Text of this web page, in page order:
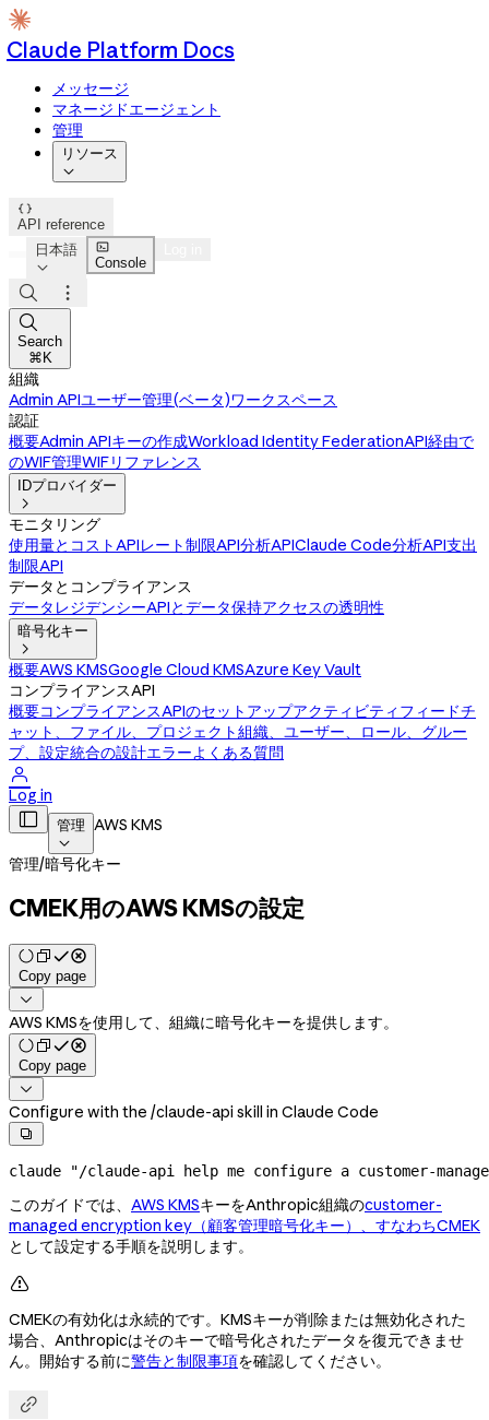
Claude Platform Docs
メッセージ
マネージドエージェント
管理
リソース


API reference
日本語


Console



Search
⌘K
組織
Admin APIユーザー管理(ベータ)ワークスペース
認証
概要Admin APIキーの作成Workload Identity FederationAPI経由で
のWIF管理WIFリファレンス
IDプロバイダー

モニタリング
使用量とコストAPIレート制限API分析APIClaude Code分析API支出
制限API
データとコンプライアンス
データレジデンシーAPIとデータ保持アクセスの透明性
暗号化キー

概要AWS KMSGoogle Cloud KMSAzure Key Vault
コンプライアンスAPI
概要コンプライアンスAPIのセットアップアクティビティフィードチ
ャット、ファイル、プロジェクト組織、ユーザー、ロール、グルー
プ、設定統合の設計エラーよくある質問

Log in
 管理

AWS KMS
管理/暗号化キー
CMEK用のAWS KMSの設定
Copy page

AWS KMSを使用して、組織に暗号化キーを提供します。
Copy page

Configure with the /claude-api skill in Claude Code

claude "/claude-api help me configure a customer-
このガイドでは、 AWS KMSキーをAnthropic組織のcustomer-
managed encryption key（顧客管理暗号化キー）、すなわちCMEK
として設定する手順を説明します。

CMEKの有効化は永続的です。KMSキーが削除または無効化された
場合、Anthropicはそのキーで暗号化されたデータを復元できませ
ん。開始する前に警告と制限事項を確認してください。
